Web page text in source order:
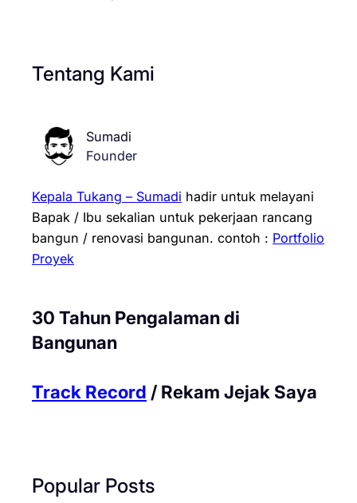
Tentang Kami
Sumadi
Founder
Kepala Tukang – Sumadi hadir untuk melayani
Bapak / Ibu sekalian untuk pekerjaan rancang
bangun / renovasi bangunan. contoh : Portfolio
Proyek
30 Tahun Pengalaman di
Bangunan
Track Record / Rekam Jejak Saya
Popular Posts